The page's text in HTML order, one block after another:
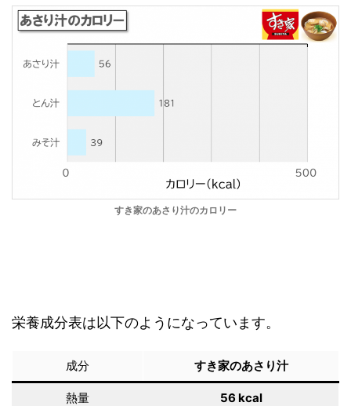
すき家のあさり汁のカロリー
栄養成分表は以下のようになっています。
成分 すき家のあさり汁
熱量 56 kcal